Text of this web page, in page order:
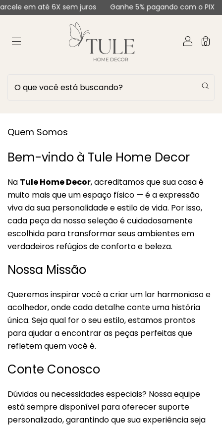
em até 6X sem juros Ganhe 5% pagando com o PIX
0
Quem Somos
Bem-vindo à Tule Home Decor
Na Tule Home Decor, acreditamos que sua casa é
muito mais que um espaço físico — é a expressão
viva da sua personalidade e estilo de vida. Por isso,
cada peça da nossa seleção é cuidadosamente
escolhida para transformar seus ambientes em
verdadeiros refúgios de conforto e beleza.
Nossa Missão
Queremos inspirar você a criar um lar harmonioso e
acolhedor, onde cada detalhe conte uma história
única. Seja qual for o seu estilo, estamos prontos
para ajudar a encontrar as peças perfeitas que
refletem quem você é.
Conte Conosco
Dúvidas ou necessidades especiais? Nossa equipe
está sempre disponível para oferecer suporte
personalizado, garantindo que sua experiência seja